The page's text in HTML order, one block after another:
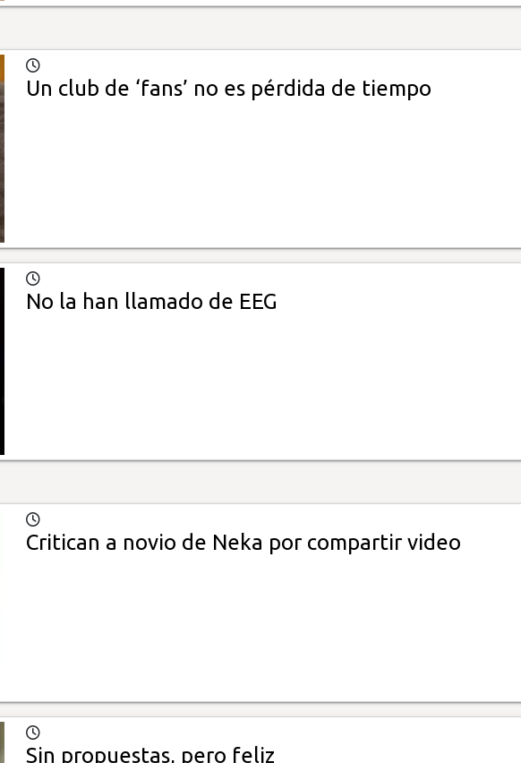
Un club de ‘fans’ no es pérdida de tiempo
No la han llamado de EEG
Critican a novio de Neka por compartir video
Sin propuestas, pero feliz